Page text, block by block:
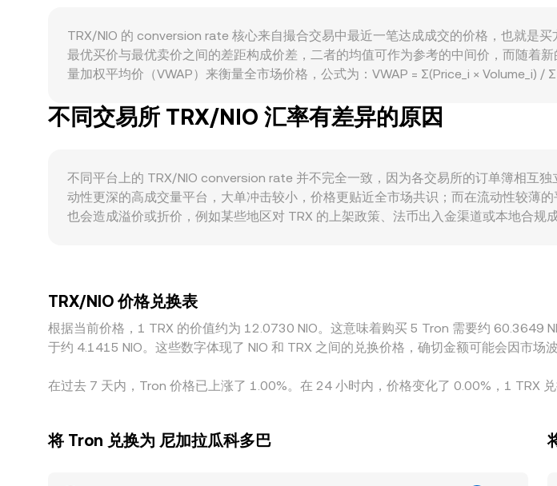
conversion rate 产生放大效应。
TRX/NIO 的 conversion rate 核心来自撮合交易中最近一笔达成成交的价格，也就是
最优买价与最优卖价之间的差距构成价差，二者的均值可作为参考的中间价，而随着
量加权平均价（VWAP）来衡量全市场价格，公式为：VWAP = Σ(Price_i × Volume_i)
采用自动做市商（AMM）模型，核心恒定乘积关系为 x × y = k，其中 x、y 分别为资
动，造成价格相对集中流动性池的即时变化，这部分链上价格又会通过套利与做市反
不同交易所 TRX/NIO 汇率有差异的原因
不同平台上的 TRX/NIO conversion rate 并不完全一致，因为各交易所的订单簿相互
动性更深的高成交量平台，大单冲击较小，价格更贴近全市场共识；而在流动性较薄
也会造成溢价或折价，例如某些地区对 TRX 的上架政策、法币出入金渠道或本地合
TRX/NIO 价格兑换表
根据当前价格，1 TRX 的价值约为 12.0730 NIO。这意味着购买 5 Tron 需要约 60.3649
于约 4.1415 NIO。这些数字体现了 NIO 和 TRX 之间的兑换价格，确切金额可能会因市场
在过去 7 天内，Tron 价格已上涨了 1.00%。在 24 小时内，价格变化了 0.00%，1 TRX
将 Tron 兑换为 尼加拉瓜科多巴